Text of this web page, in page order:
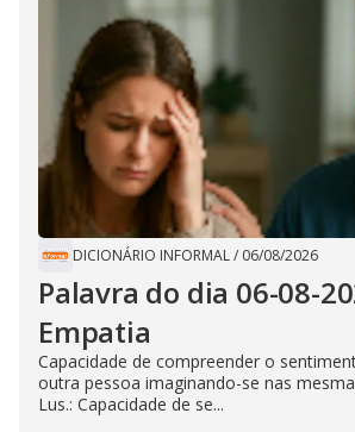
DICIONÁRIO INFORMAL/ 06/08/2026
Palavra do dia 06-08-
Empatia
Capacidade de compreender o
outra pessoa imaginando-se nas
Lus.: Capacidade de se...